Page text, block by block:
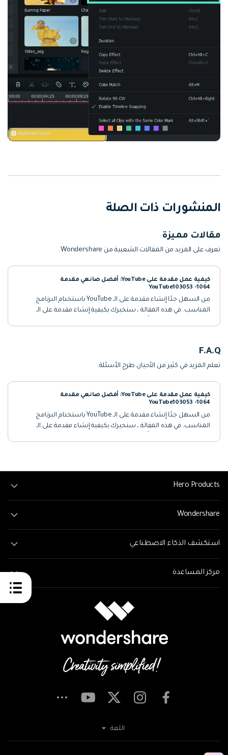
المنشورات ذات الصلة
مقالات مميزة
تعرف على المزيد من المقالات الشعبية من Wondershare.
كيفية عمل مقدمة على YouTube: أفضل صانعي مقدمة
YouTube103053 -1064
من السهل جدًا إنشاء مقدمة على الـ YouTube باستخدام البرنامج
المناسب. في هذه المقالة ، سنخبرك بكيفية إنشاء مقدمة على الـ
F.A.Q
تعلم المزيد في كثير من الأحيان طرح الأسئلة.
كيفية عمل مقدمة على YouTube: أفضل صانعي مقدمة
YouTube103053 -1064
من السهل جدًا إنشاء مقدمة على الـ YouTube باستخدام البرنامج
المناسب. في هذه المقالة ، سنخبرك بكيفية إنشاء مقدمة على الـ
Hero Products
Wondershare
استكشف الذكاء الاصطناعي
مركز المساعدة
اللغة